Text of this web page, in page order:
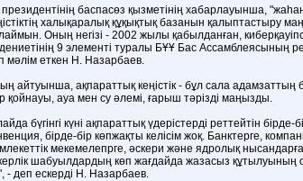
президентінің баспасөз қызметінің хабарлауынша,
халықаралық құқықтық базанын қалыптастыру
Оның негізі - 2002 жылы қабылданған,
9 элементі туралы БҰҰ Бас Ассамблеясының
мәлім еткен Н. Назарбаев.
айтуынша, ақпараттық кеңістік - бұл сала адамзаттың
қойнауы, ауа мен су әлемі, ғарыш тәрізді маңызды.
бүгінгі күні ақпараттық үдерістерді реттейтін
бірде-бір көпжақты келісім жоқ. Банктерге,
мекемелепрге, әскери және ядролық
шабуылдардың көп жағдайда жазасыз құтылуының
- деп ескерді Н. Назарбаев.